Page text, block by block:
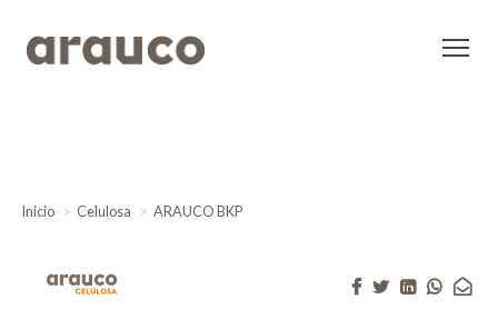
Inicio Celulosa ARAUCO BKP